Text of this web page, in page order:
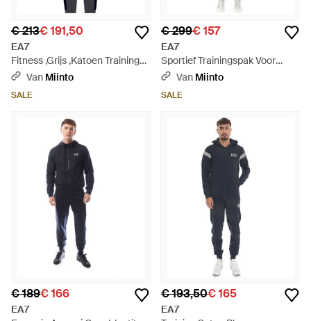
€ 213€ 191,50
EA7
Fitness ,Grijs ,Katoen Training
Sets - Blauw
Van Miinto
SALE
€ 299€ 157
EA7
Sportief Trainingspak Voor
Mannen - Groen
Van Miinto
SALE
€ 189€ 166
EA7
€ 193,50€ 165
EA7